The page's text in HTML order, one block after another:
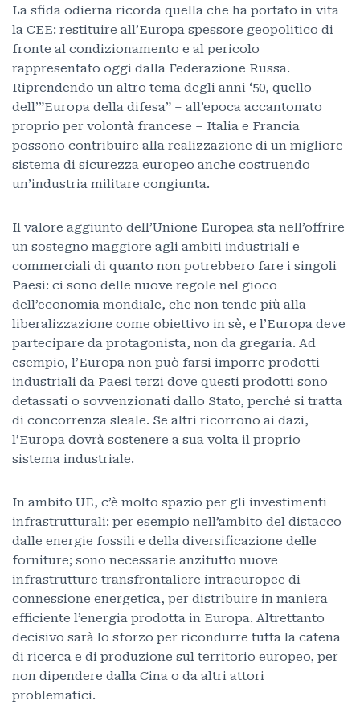
La sfida odierna ricorda quella che ha portato in vita
la CEE: restituire all’Europa spessore geopolitico di
fronte al condizionamento e al pericolo
rappresentato oggi dalla Federazione Russa.
Riprendendo un altro tema degli anni ‘50, quello
dell’”Europa della difesa” – all’epoca accantonato
proprio per volontà francese – Italia e Francia
possono contribuire alla realizzazione di un migliore
sistema di sicurezza europeo anche costruendo
un’industria militare congiunta.
Il valore aggiunto dell’Unione Europea sta nell’offrire
un sostegno maggiore agli ambiti industriali e
commerciali di quanto non potrebbero fare i singoli
Paesi: ci sono delle nuove regole nel gioco
dell’economia mondiale, che non tende più alla
liberalizzazione come obiettivo in sè, e l’Europa deve
partecipare da protagonista, non da gregaria. Ad
esempio, l’Europa non può farsi imporre prodotti
industriali da Paesi terzi dove questi prodotti sono
detassati o sovvenzionati dallo Stato, perché si tratta
di concorrenza sleale. Se altri ricorrono ai dazi,
l’Europa dovrà sostenere a sua volta il proprio
sistema industriale.
In ambito UE, c’è molto spazio per gli investimenti
infrastrutturali: per esempio nell’ambito del distacco
dalle energie fossili e della diversificazione delle
forniture; sono necessarie anzitutto nuove
infrastrutture transfrontaliere intraeuropee di
connessione energetica, per distribuire in maniera
efficiente l’energia prodotta in Europa. Altrettanto
decisivo sarà lo sforzo per ricondurre tutta la catena
di ricerca e di produzione sul territorio europeo, per
non dipendere dalla Cina o da altri attori
problematici.